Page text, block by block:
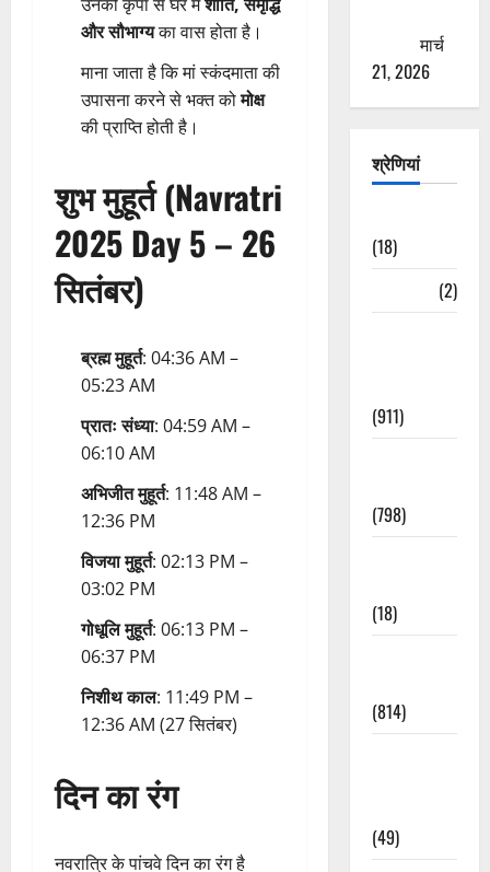
उनकी कृपा से घर मेंशांति, समृद्धि
और सौभाग्यका वास होता है।
माना जाता है कि मां स्कंदमाता की
उपासना करने से भक्त कोमोक्ष
की प्राप्ति होती है।
शुभ मुहूर्त (Navratri
2025 Day 5 – 26
सितंबर)
ब्रह्म मुहूर्त: 04:36 AM –
05:23 AM
प्रातः संध्या: 04:59 AM –
06:10 AM
अभिजीत मुहूर्त: 11:48 AM –
12:36 PM
विजया मुहूर्त: 02:13 PM –
03:02 PM
गोधूलि मुहूर्त: 06:13 PM –
06:37 PM
निशीथ काल: 11:49 PM –
12:36 AM (27 सितंबर)
दिन का रंग
नवरात्रि के पांचवे दिन का रंग है
मार्च
21, 2026
श्रेणियां
(18)
(2)
(911)
(798)
(18)
(814)
(49)